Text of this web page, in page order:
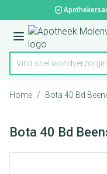
Ga naar de inhoud
Menu
Product, merk,
Vind snel
Home / Bota 40 Bd
Bota 40 Bd